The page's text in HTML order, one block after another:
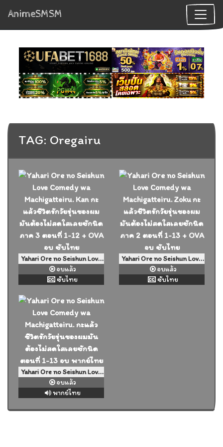
AnimeSMSM
TAG: Oregairu
Yahari Ore no Seishun Love Comedy wa Machigatteiru. Kan กะแล้วชีวิตรักวัยรุ่นของผมมันต้องไม่สดใสเลยซักนิด ภาค 3 ตอนที่ 1-12 + OVA จบ ซับไทย
จบแล้ว
ซับไทย
Yahari Ore no Seishun Love Comedy wa Machigatteiru. Zoku กะแล้วชีวิตรักวัยรุ่นของผมมันต้องไม่สดใสเลยซักนิด ภาค 2 ตอนที่ 1-13 + OVA จบ ซับไทย
จบแล้ว
ซับไทย
Yahari Ore no Seishun Love Comedy wa Machigatteiru. กะแล้วชีวิตรักวัยรุ่นของผมมันต้องไม่สดใสเลยซักนิด ตอนที่ 1-13 จบ พากย์ไทย
จบแล้ว
พากย์ไทย